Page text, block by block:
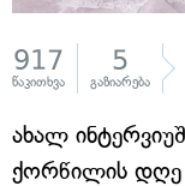
917
წაკითხვა
5
გაზიარება
ახალ
ქორწილის დღე